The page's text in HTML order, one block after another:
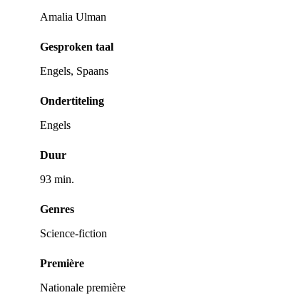
Amalia Ulman
Gesproken taal
Engels, Spaans
Ondertiteling
Engels
Duur
93 min.
Genres
Science-fiction
Première
Nationale première